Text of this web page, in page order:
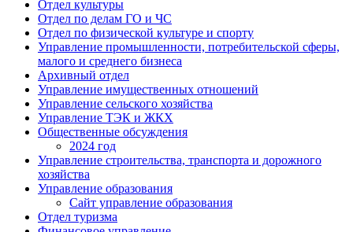
Отдел культуры
Отдел по делам ГО и ЧС
Отдел по физической культуре и спорту
Управление промышленности, потребительской сферы,
малого и среднего бизнеса
Архивный отдел
Управление имущественных отношений
Управление сельского хозяйства
Управление ТЭК и ЖКХ
Общественные обсуждения
2024 год
Управление строительства, транспорта и дорожного
хозяйства
Управление образования
Сайт управление образования
Отдел туризма